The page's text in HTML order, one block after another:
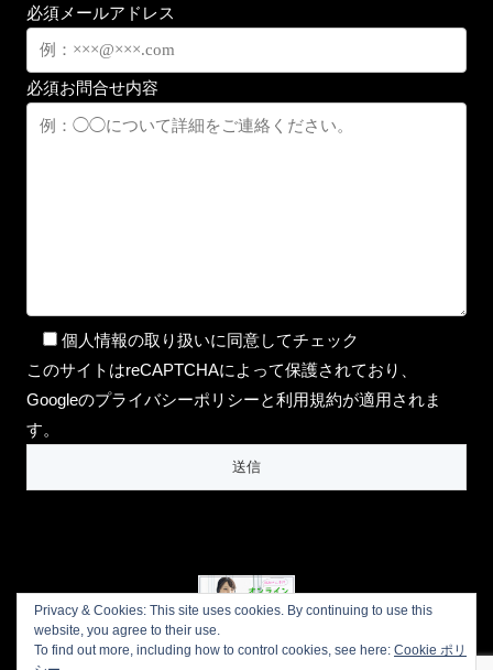
必須 メールアドレス
必須お問合せ内容
個人情報の取り扱いに同意してチェック
このサイトはreCAPTCHAによって保護されており、
Googleのプライバシーポリシーと利用規約が適用されま
す。
プライバシーポリシー 会社概要
Privacy & Cookies: This site uses cookies. By continuing to use this
website, you agree to their use.
To find out more, including how to control cookies, see here: Cookie ポリ